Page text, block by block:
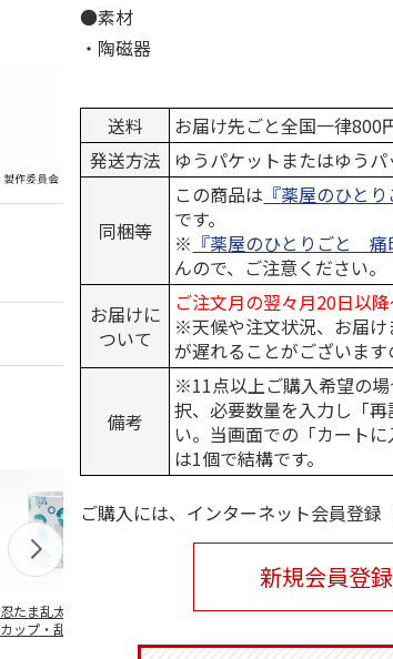
忍たま乱太郎 マグ
カップ・乱太郎・き
抗菌食洗機対応 ふ
水森亜土 PF…
マスコット入り
キティ PSPR5MC
●素材
・陶磁器
送料
お届け先ごと全国一律800
発送方法
ゆうパケットまたはゆうパ
同梱等
この商品は 『薬屋のひと
です。
※ 『薬屋のひとりごと 痛
んので、ご注意ください。
お届けに
ついて
ご注文月の翌々月20日以
※天候や注文状況、お届
が遅れることがございます
備考
※11点以上ご購入希望の
択、必要数量を入力し「
い。当画面での「カート
は1個で結構です。
ご購入には、インターネット会員登録
新規会員登